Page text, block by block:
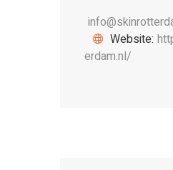
Website:
erdam.nl/